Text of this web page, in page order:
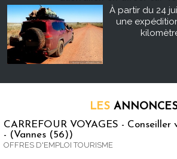
À partir du 24
une
LES
CARREFOUR VOYAGES - Conseiller
- (Vannes (56))
OFFRES D'EMPLOI TOURISME